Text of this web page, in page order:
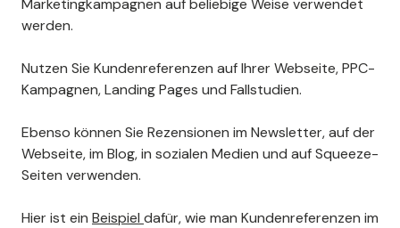
Marketingkampagnen auf beliebige Weise verwendet
werden.
Nutzen Sie Kundenreferenzen auf Ihrer Webseite, PPC-
Kampagnen, Landing Pages und Fallstudien.
Ebenso können Sie Rezensionen im Newsletter, auf der
Webseite, im Blog, in sozialen Medien und auf Squeeze-
Seiten verwenden.
Hier ist ein Beispiel dafür, wie man Kundenreferenzen im